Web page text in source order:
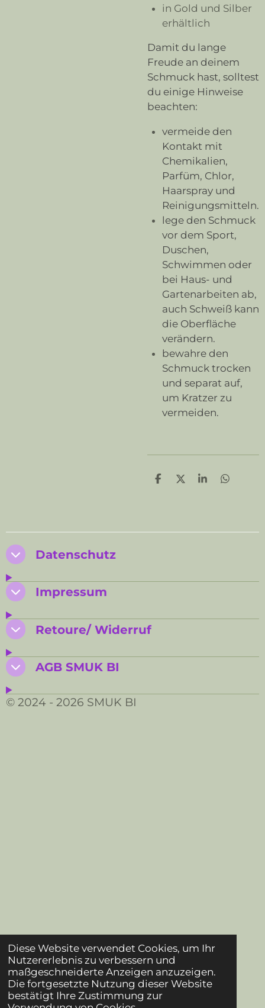
Diese Website verwendet Cookies, um Ihr
Nutzererlebnis zu verbessern und
maßgeschneiderte Anzeigen anzuzeigen.
Die fortgesetzte Nutzung dieser Website
bestätigt Ihre Zustimmung zur
in Gold und Silber
erhältlich
Damit du lange
Freude an deinem
Schmuck hast, solltest
du einige Hinweise
beachten:
vermeide den
Kontakt mit
Chemikalien,
Parfüm, Chlor,
Haarspray und
Reinigungsmitteln.
lege den Schmuck
vor dem Sport,
Duschen,
Schwimmen oder
bei Haus- und
Gartenarbeiten ab,
auch Schweiß kann
die Oberfläche
verändern.
bewahre den
Schmuck trocken
und separat auf,
um Kratzer zu
vermeiden.
T
n
T
n
T
n
T
n
Datenschutz
Impressum
Retoure/ Widerruf
AGB SMUK BI
© 2024 - 2026 SMUK BI